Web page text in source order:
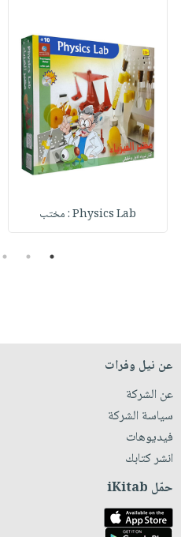
Physics Lab : مختب
1
2
3
عن نيل وفرات
عن الشركة
سياسة الشركة
فيديوهات
انشر كتابك
حمّل iKitab